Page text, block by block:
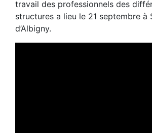
travail des professionnels des
structures a lieu le 21 septembre à
d’Albigny.